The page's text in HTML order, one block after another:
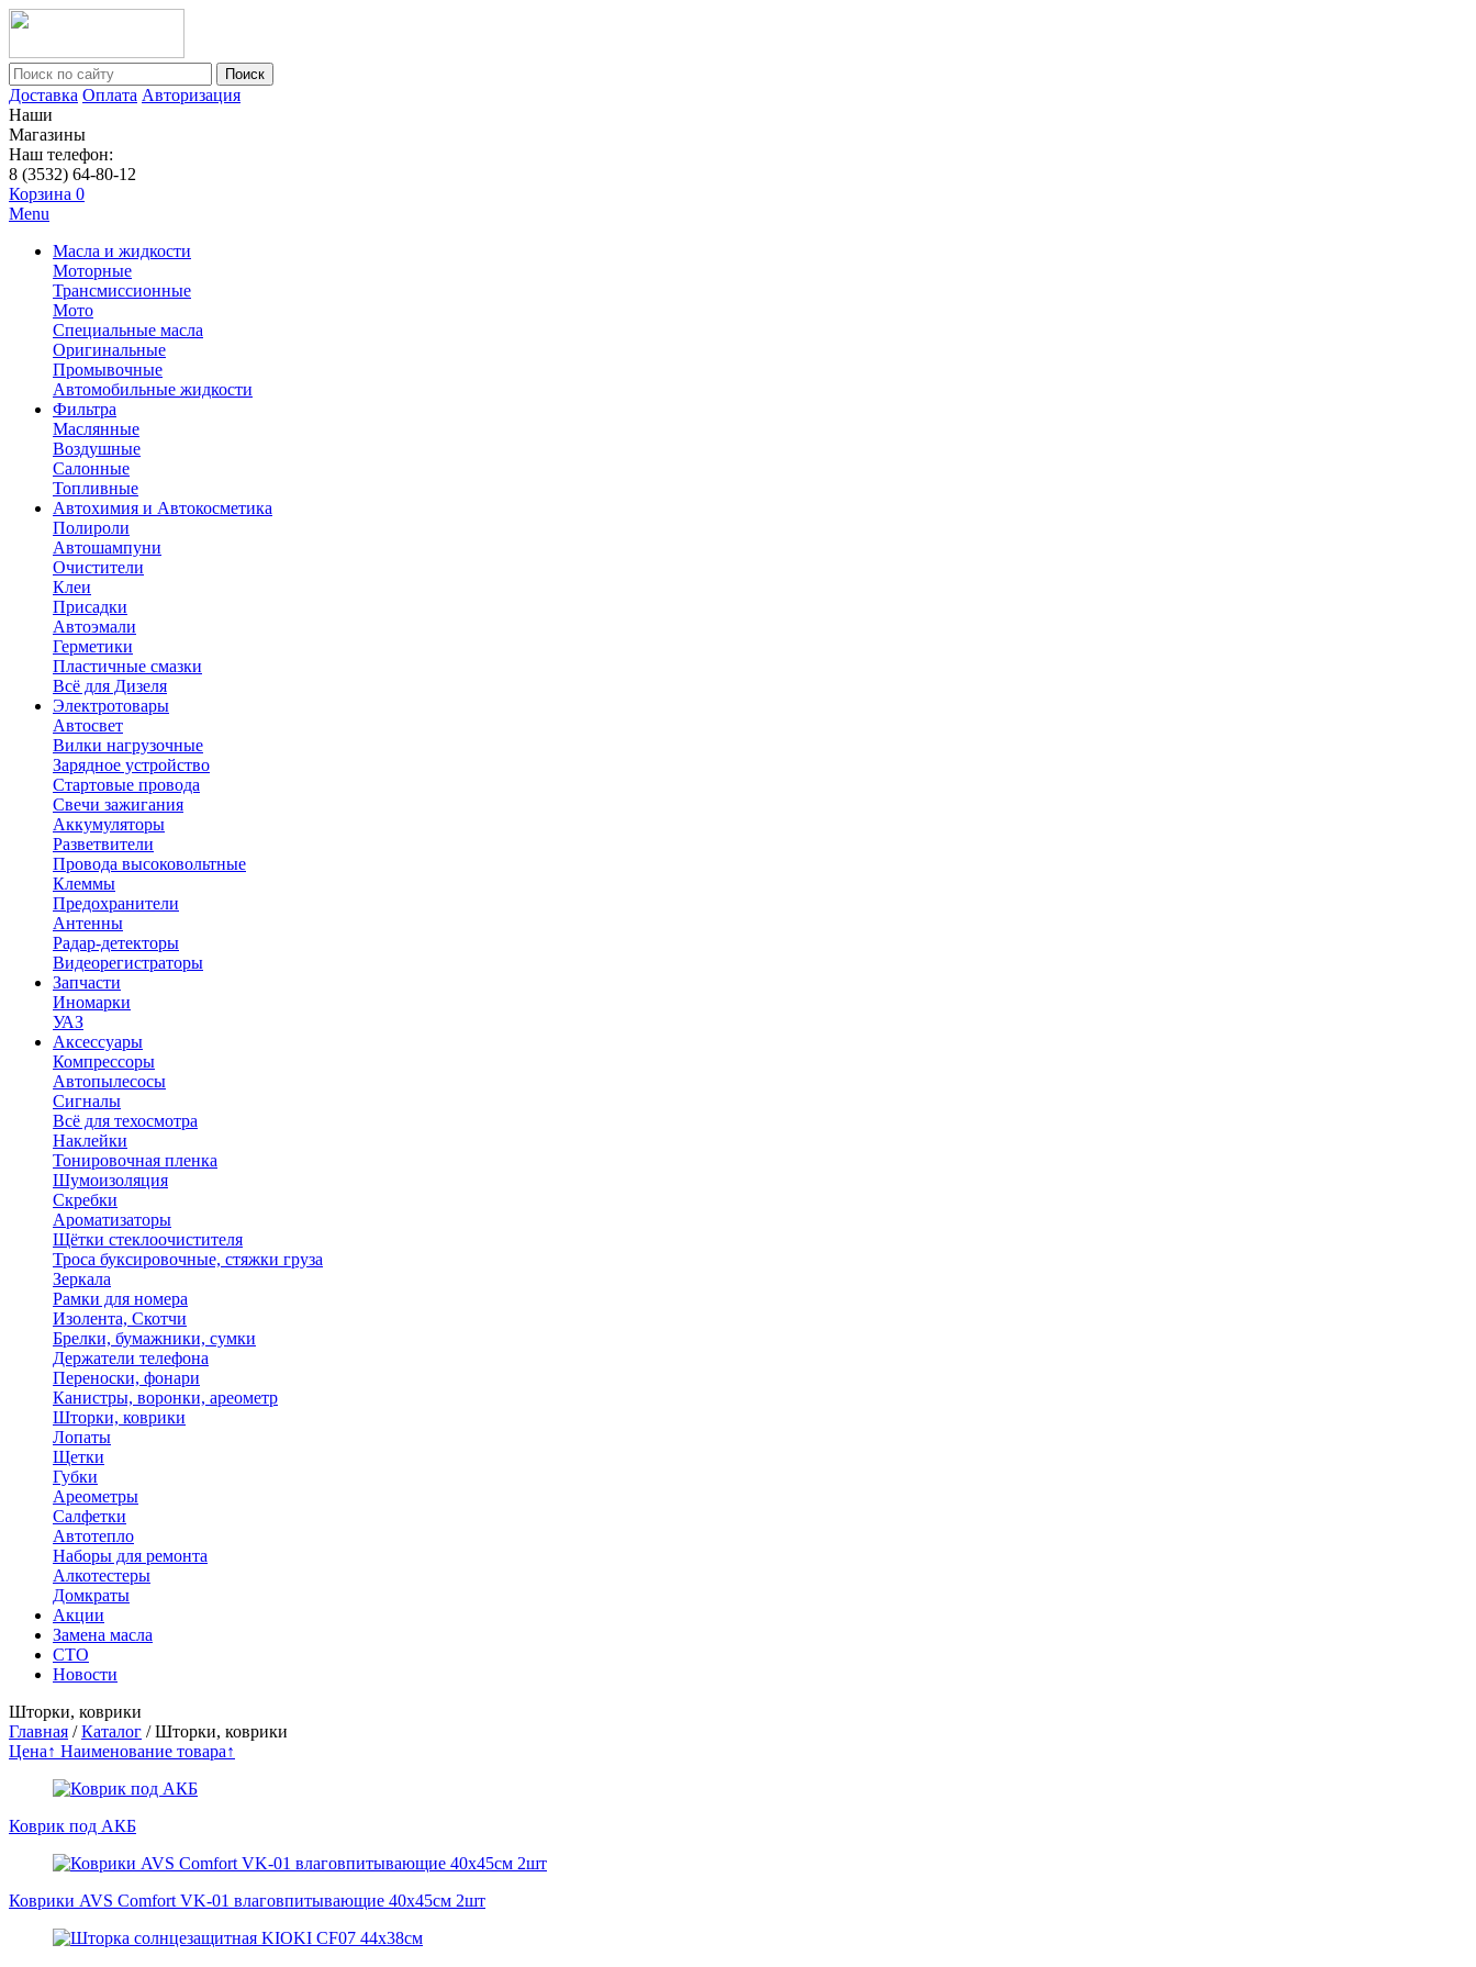
Поиск
Доставка Оплата Авторизация
Наши
Магазины
Наш телефон:
8 (3532) 64-80-12
Корзина 0
Menu
Масла и жидкости
Моторные
Трансмиссионные
Мото
Специальные масла
Оригинальные
Промывочные
Автомобильные жидкости
Фильтра
Маслянные
Воздушные
Салонные
Топливные
Автохимия и Автокосметика
Полироли
Автошампуни
Очистители
Клеи
Присадки
Автоэмали
Герметики
Пластичные смазки
Всё для Дизеля
Электротовары
Автосвет
Вилки нагрузочные
Зарядное устройство
Стартовые провода
Свечи зажигания
Аккумуляторы
Разветвители
Провода высоковольтные
Клеммы
Предохранители
Антенны
Радар-детекторы
Видеорегистраторы
Запчасти
Иномарки
УАЗ
Аксесcуары
Компрессоры
Автопылесосы
Сигналы
Всё для техосмотра
Наклейки
Тонировочная пленка
Шумоизоляция
Скребки
Ароматизаторы
Щётки стеклоочистителя
Троса буксировочные, стяжки груза
Зеркала
Рамки для номера
Изолента, Скотчи
Брелки, бумажники, сумки
Держатели телефона
Переноски, фонари
Канистры, воронки, ареометр
Шторки, коврики
Лопаты
Щетки
Губки
Ареометры
Салфетки
Автотепло
Наборы для ремонта
Алкотестеры
Домкраты
Акции
Замена масла
СТО
Новости
Шторки, коврики
Главная /Каталог /Шторки, коврики
Цена↑ Наименование товара↑
Коврик под АКБ
Коврики AVS Comfort VK-01 влаговпитывающие 40x45см 2шт